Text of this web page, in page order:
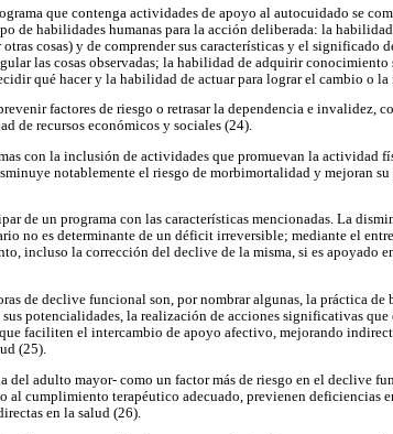
que contenga actividades de apoyo al autocuidado se
de habilidades humanas para la acción deliberada: la habilidad
cosas) y de comprender sus características y el significado
las cosas observadas; la habilidad de adquirir conocimiento
qué hacer y la habilidad de actuar para lograr el cambio o la
factores de riesgo o retrasar la dependencia e invalidez,
de recursos económicos y sociales (24).
con la inclusión de actividades que promuevan la actividad
notablemente el riesgo de morbimortalidad y mejoran
de un programa con las características mencionadas. La
no es determinante de un déficit irreversible; mediante el
incluso la corrección del declive de la misma, si es apoyado
de declive funcional son, por nombrar algunas, la práctica de
potencialidades, la realización de acciones significativas
faciliten el intercambio de apoyo afectivo, mejorando
(25).
adulto mayor- como un factor más de riesgo en el declive
al cumplimiento terapéutico adecuado, previenen deficiencias
en la salud (26).